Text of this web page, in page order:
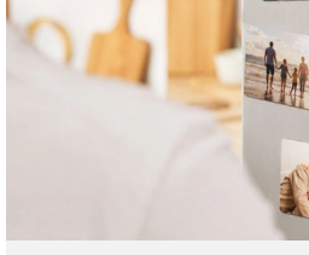
Zawieszki do
samochodu ze
zdjęciem
na Dzień Mamy
dla 30-latka
dla 40-latka
dla taty